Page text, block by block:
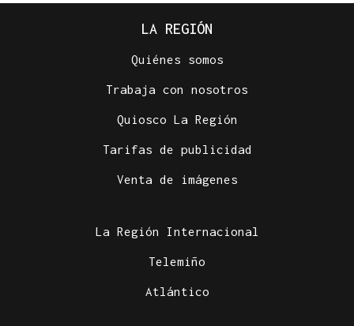
LA REGIÓN
Quiénes somos
Trabaja con nosotros
Quiosco La Región
Tarifas de publicidad
Venta de imágenes
La Región Internacional
Telemiño
Atlántico